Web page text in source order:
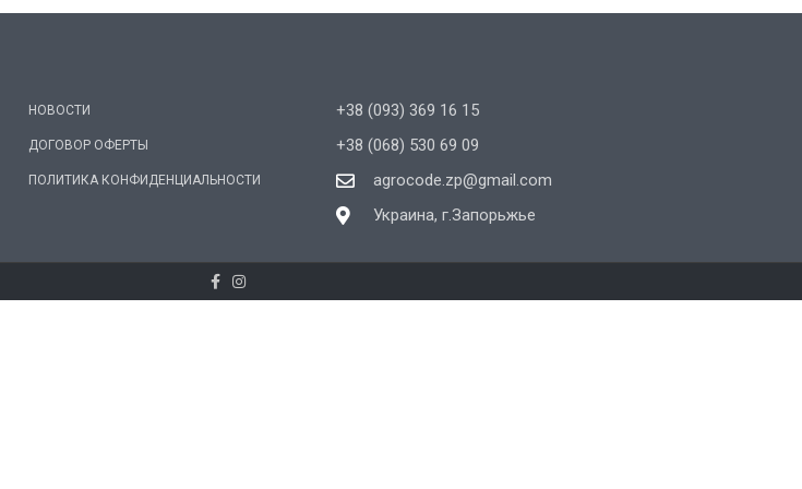
НОВОСТИ
ДОГОВОР ОФЕРТЫ
ПОЛИТИКА КОНФИДЕНЦИАЛЬНОСТИ
+38 (093) 369 16 15
+38 (068) 530 69 09
agrocode.zp@gmail.com
Украина, г.Запорьжье